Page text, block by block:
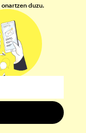
onartzen duzu.